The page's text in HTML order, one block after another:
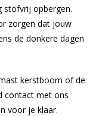
stofvrij opbergen.
zorgen dat jouw
de donkere dagen
kerstboom of de
contact met ons
voor je klaar.